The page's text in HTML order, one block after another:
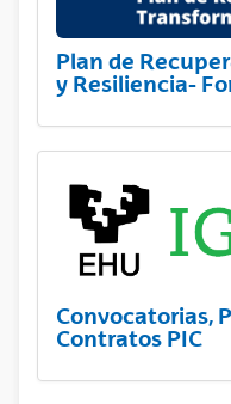
Plan de
y Resiliencia-
Convocatorias,
Contratos PIC